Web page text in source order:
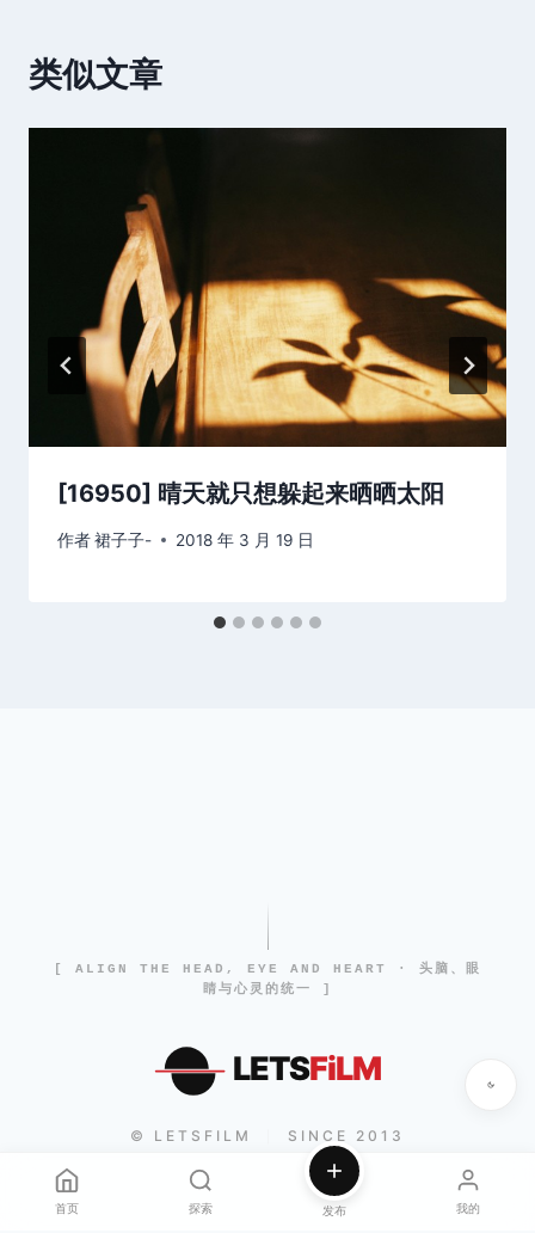
类似文章
[16950] 晴天就只想躲起来晒晒太阳
作者裙子子- 2018 年 3 月 19 日
[ ALIGN THE HEAD, EYE AND HEART · 头脑、眼
睛与心灵的统一 ]
LETSFiLM
© LETSFILM SINCE 2013
首页 探索 发布 我的